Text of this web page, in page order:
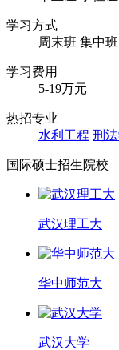
学习方式
周末班 集中班
学习费用
5-19万元
热招专业
水利工程 刑
国际硕士招生院校
武汉理工大
华中师范大
武汉大学